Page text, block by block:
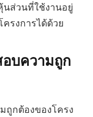
ส่วนที่ใช้งานอยู่
รงการได้ด้วย
บความถูก
ถูกต้องของโครง